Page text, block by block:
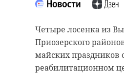
Четыре лосенка из
Приозерского
майских праздников
реабилитационном